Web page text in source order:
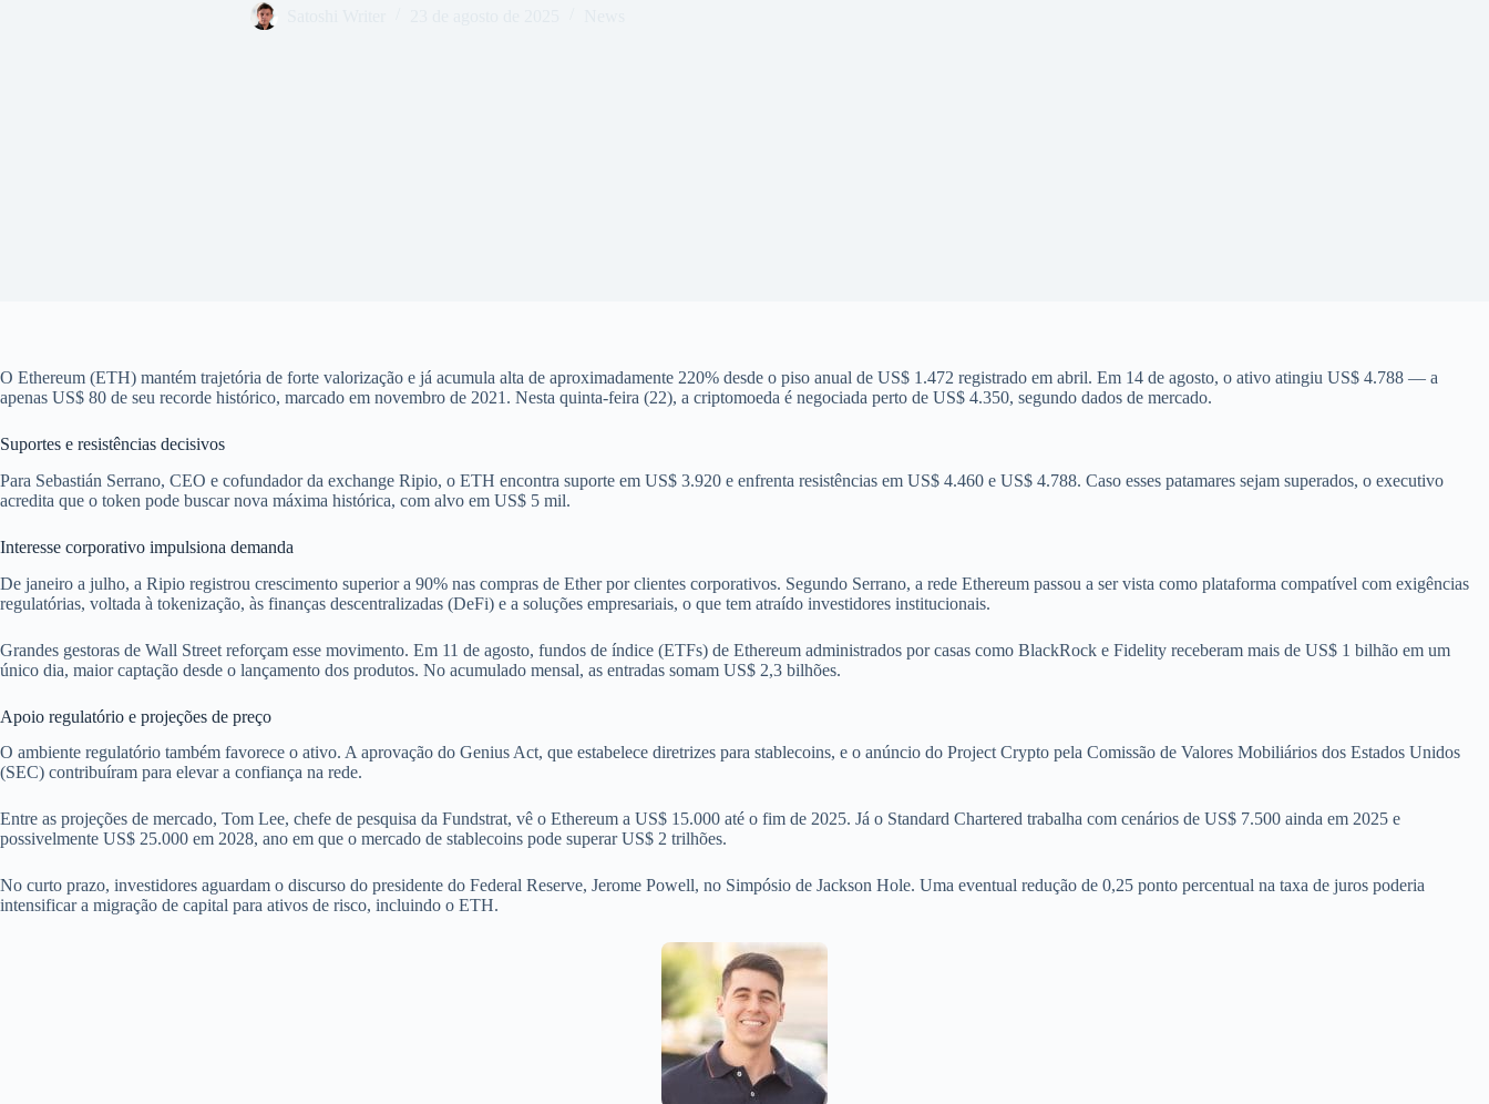
O Ethereum (ETH) mantém trajetória de forte valorização e já acumula alta de aproximadamente 220% desde o piso anual de US$ 1.472 registrado em abril. Em 14 de agosto, o ativo atingiu US$ 4.788 — a
apenas US$ 80 de seu recorde histórico, marcado em novembro de 2021. Nesta quinta-feira (22), a criptomoeda é negociada perto de US$ 4.350, segundo dados de mercado.
Suportes e resistências decisivos
Para Sebastián Serrano, CEO e cofundador da exchange Ripio, o ETH encontra suporte em US$ 3.920 e enfrenta resistências em US$ 4.460 e US$ 4.788. Caso esses patamares sejam superados, o executivo
acredita que o token pode buscar nova máxima histórica, com alvo em US$ 5 mil.
Interesse corporativo impulsiona demanda
De janeiro a julho, a Ripio registrou crescimento superior a 90% nas compras de Ether por clientes corporativos. Segundo Serrano, a rede Ethereum passou a ser vista como plataforma compatível com exigências
regulatórias, voltada à tokenização, às finanças descentralizadas (DeFi) e a soluções empresariais, o que tem atraído investidores institucionais.
Grandes gestoras de Wall Street reforçam esse movimento. Em 11 de agosto, fundos de índice (ETFs) de Ethereum administrados por casas como BlackRock e Fidelity receberam mais de US$ 1 bilhão em um
único dia, maior captação desde o lançamento dos produtos. No acumulado mensal, as entradas somam US$ 2,3 bilhões.
Apoio regulatório e projeções de preço
O ambiente regulatório também favorece o ativo. A aprovação do Genius Act, que estabelece diretrizes para stablecoins, e o anúncio do Project Crypto pela Comissão de Valores Mobiliários dos Estados Unidos
(SEC) contribuíram para elevar a confiança na rede.
Entre as projeções de mercado, Tom Lee, chefe de pesquisa da Fundstrat, vê o Ethereum a US$ 15.000 até o fim de 2025. Já o Standard Chartered trabalha com cenários de US$ 7.500 ainda em 2025 e
possivelmente US$ 25.000 em 2028, ano em que o mercado de stablecoins pode superar US$ 2 trilhões.
No curto prazo, investidores aguardam o discurso do presidente do Federal Reserve, Jerome Powell, no Simpósio de Jackson Hole. Uma eventual redução de 0,25 ponto percentual na taxa de juros poderia
intensificar a migração de capital para ativos de risco, incluindo o ETH.